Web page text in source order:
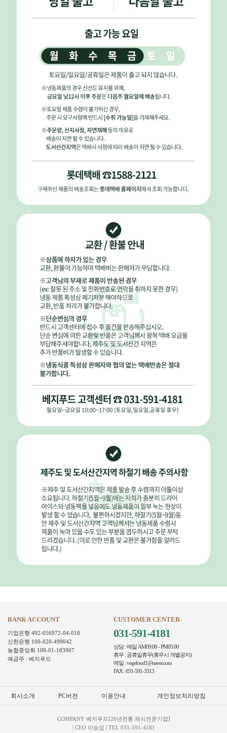
BANK ACCOUNT
기업은행 492-056972-04-018
신한은행 100-020-499042
농협중앙회 108-01-183907
예금주 : 베지푸드
CUSTOMER CENTER
031-591-4181
상담 : 매일 AM09:00 - PM05:00
휴무 : 공휴일휴무(휴무시 개별공지)
메일 : vegefood1@naver.com
FAX : 031-591-3313
회사소개 PC버전 이용안내 개인정보처리방침
COMPANY 베지푸드[26년전통 채식전문기업]
| CEO 이승섭 | TEL 031-591-4181